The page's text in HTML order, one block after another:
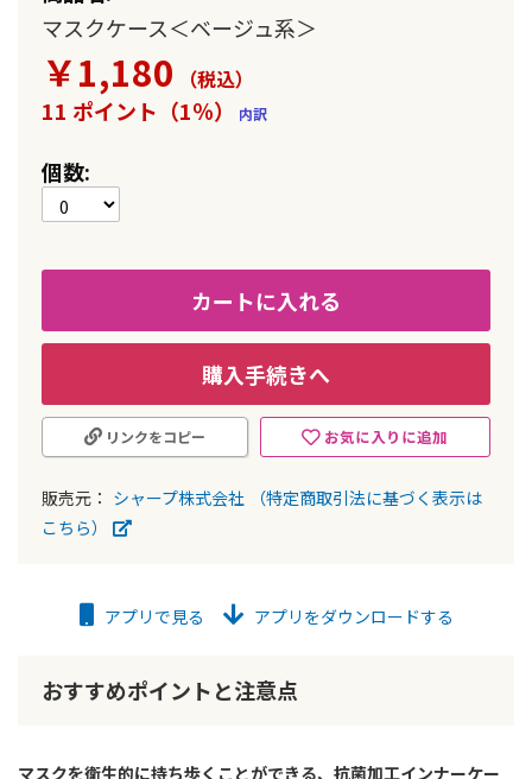
マスクケース＜ベージュ系＞
￥1,180 （税込）
11 ポイント（1％） 内訳
カートに入れる
購入手続きへ
お気に入りに追加
リンクをコピー
販売元： シャープ株式会社
（特定商取引法に基づく表示は
こちら）
アプリで見る アプリをダウンロードする
おすすめポイントと注意点
マスクを衛生的に持ち歩くことができる、抗菌加工インナーケー